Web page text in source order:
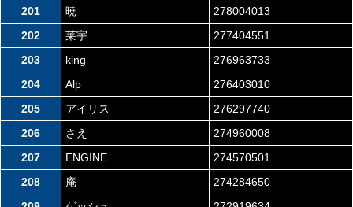
201
暁
278004013
202
莱宇
277404551
203
king
276963733
204
Alp
276403010
205
アイリス
276297740
206
さえ
274960008
207
ENGINE
274570501
208
庵
274284650